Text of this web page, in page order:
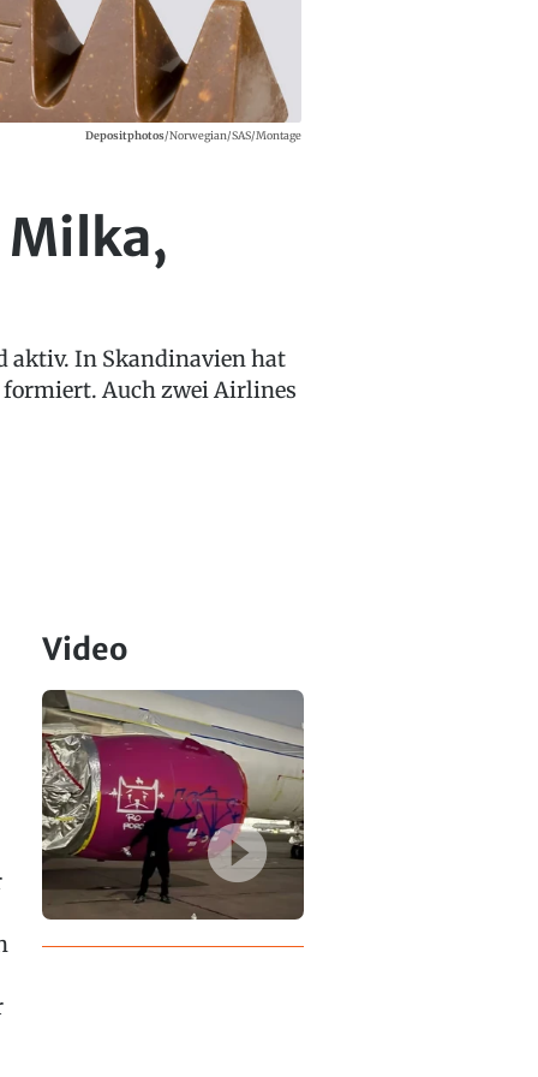
Depositphotos/Norwegian/SAS/Montage
Milka,
aktiv. In Skandinavien hat
formiert. Auch zwei Airlines
Video